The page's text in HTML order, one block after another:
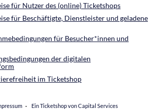
für Nutzer des (online) Ticketshops
für Beschäftigte, Dienstleister und geladene
für Besucher*innen und
der digitalen
im Ticketshop
Ein Ticketshop von Capital Services